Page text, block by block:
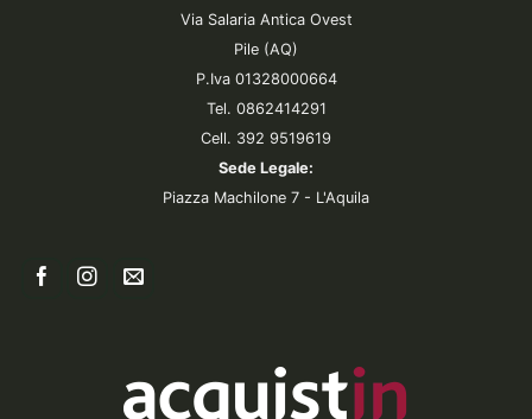
Via Salaria Antica Ovest
Pile (AQ)
P.Iva 01328000664
Tel. 0862414291
Cell. 392 9519619
Sede Legale:
Piazza Machilone 7 - L'Aquila